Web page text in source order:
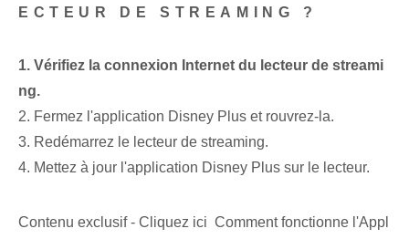
ECTEUR DE STREAMING ?
1. Vérifiez la connexion Internet du lecteur de streami
ng.
2. Fermez l'application Disney Plus et rouvrez-la.
3. Redémarrez le lecteur de streaming.
4. Mettez à jour l'application Disney Plus sur le lecteur.
Contenu exclusif - Cliquez ici Comment fonctionne l'Appl